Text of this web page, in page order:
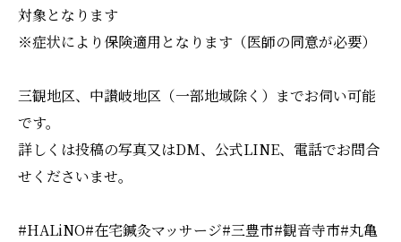
対象となります
※症状により保険適用となります（医師の同意が必要）
三観地区、中讃岐地区（一部地域除く）までお伺い可能
です。
詳しくは投稿の写真又はDM、公式LINE、電話でお問合
せくださいませ。
#HALiNO#在宅鍼灸マッサージ#三豊市#観音寺市#丸亀